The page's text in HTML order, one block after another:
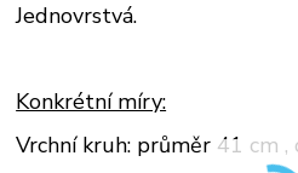
Jednovrstvá.
Konkrétní míry:
Vrchní kruh: průměr 41 cm